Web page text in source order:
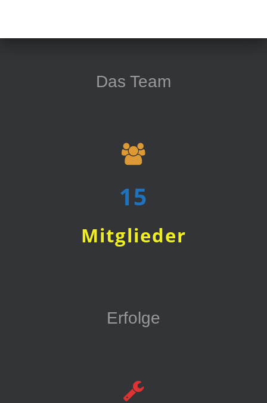
Das Team
15
Mitglieder
Erfolge